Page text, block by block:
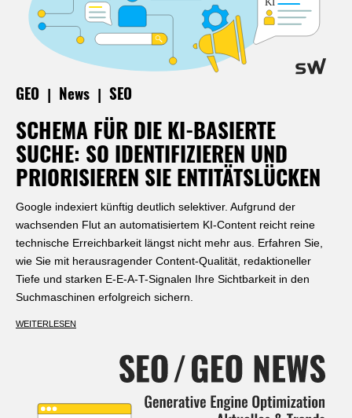
GEO | News | SEO
SCHEMA FÜR DIE KI-BASIERTE
SUCHE: SO IDENTIFIZIEREN UND
PRIORISIEREN SIE ENTITÄTSLÜCKEN
Google indexiert künftig deutlich selektiver. Aufgrund der
wachsenden Flut an automatisiertem KI-Content reicht reine
technische Erreichbarkeit längst nicht mehr aus. Erfahren Sie,
wie Sie mit herausragender Content-Qualität, redaktioneller
Tiefe und starken E-E-A-T-Signalen Ihre Sichtbarkeit in den
Suchmaschinen erfolgreich sichern.
WEITERLESEN